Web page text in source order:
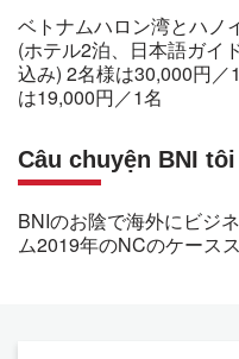
ベトナムハロン湾とハノ
(ホテル2泊、日本語ガイ
込み) 2名様は30,000円
は19,000円／1名
Câu chuyện BNI
BNIのお陰で海外にビジ
ム2019年のNCのケース